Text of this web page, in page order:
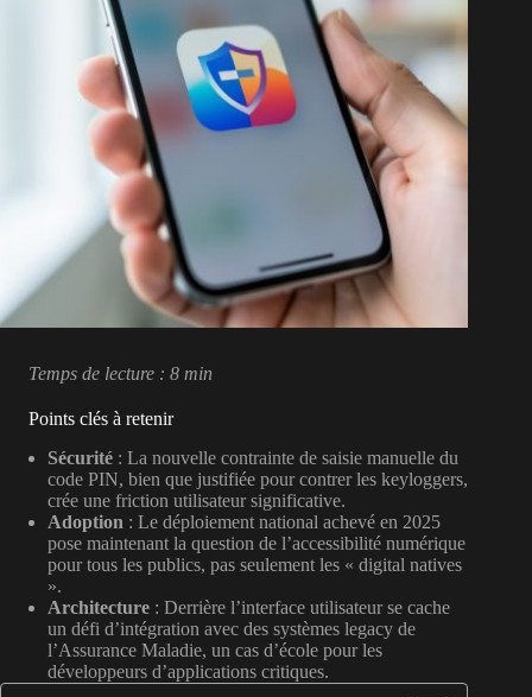
Temps de lecture : 8 min
Points clés à retenir
Sécurité : La nouvelle contrainte de saisie manuelle du
code PIN, bien que justifiée pour contrer les keyloggers,
crée une friction utilisateur significative.
Adoption : Le déploiement national achevé en 2025
pose maintenant la question de l’accessibilité numérique
pour tous les publics, pas seulement les « digital natives
».
Architecture : Derrière l’interface utilisateur se cache
un défi d’intégration avec des systèmes legacy de
l’Assurance Maladie, un cas d’école pour les
développeurs d’applications critiques.